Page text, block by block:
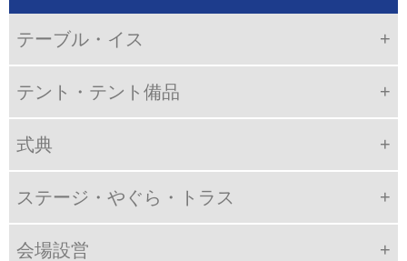
テーブル・イス
テント・テント備品
式典
ステージ・やぐら・トラス
会場設営